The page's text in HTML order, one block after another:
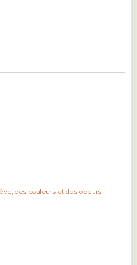
des couleurs et des odeurs